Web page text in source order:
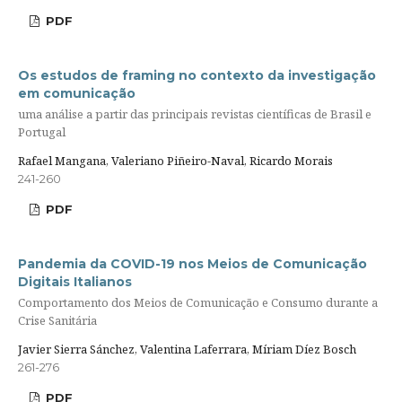
PDF
Os estudos de framing no contexto da investigação
em comunicação
uma análise a partir das principais revistas científicas de Brasil e
Portugal
Rafael Mangana, Valeriano Piñeiro-Naval, Ricardo Morais
241-260
PDF
Pandemia da COVID-19 nos Meios de Comunicação
Digitais Italianos
Comportamento dos Meios de Comunicação e Consumo durante a
Crise Sanitária
Javier Sierra Sánchez, Valentina Laferrara, Míriam Díez Bosch
261-276
PDF